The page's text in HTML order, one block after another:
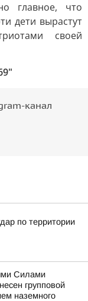
главное, что
дети вырастут
своей
канал
по территории
Силами
групповой
наземного